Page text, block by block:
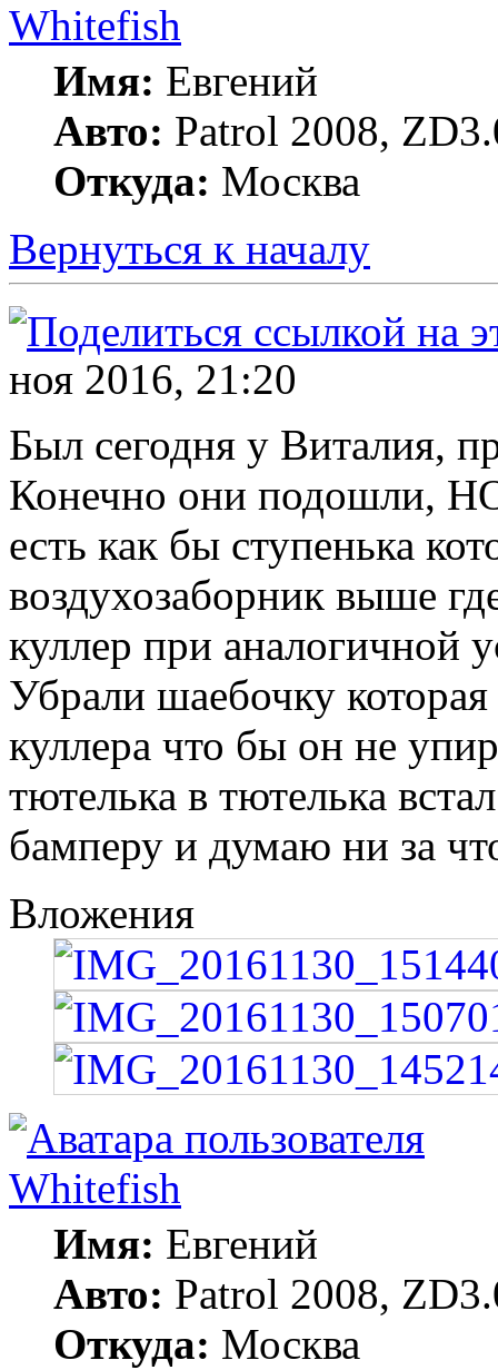
Whitefish
Имя: Евгений
Авто: Patrol 2008,
Откуда: Москва
Вернуться к началу
ноя 2016, 21:20
Был сегодня у Виталия,
Конечно они подошли,
есть как бы ступенька
воздухозаборник выше
куллер при аналогичной
Убрали шаебочку
куллера что бы он не
тютелька в тютелька
бамперу и думаю ни за
Вложения
Whitefish
Имя: Евгений
Авто: Patrol 2008,
Откуда: Москва